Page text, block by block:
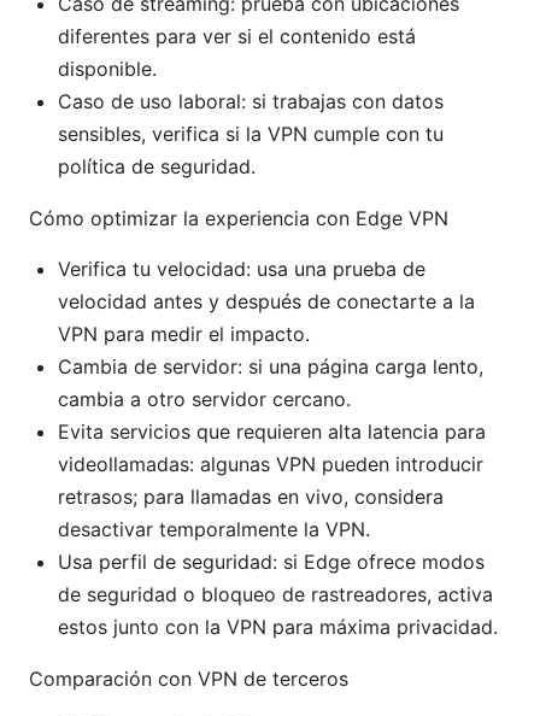
diferentes para ver si el contenido está
disponible.
Caso de uso laboral: si trabajas con datos
sensibles, verifica si la VPN cumple con tu
política de seguridad.
Cómo optimizar la experiencia con Edge VPN
Verifica tu velocidad: usa una prueba de
velocidad antes y después de conectarte a la
VPN para medir el impacto.
Cambia de servidor: si una página carga lento,
cambia a otro servidor cercano.
Evita servicios que requieren alta latencia para
videollamadas: algunas VPN pueden introducir
retrasos; para llamadas en vivo, considera
desactivar temporalmente la VPN.
Usa perfil de seguridad: si Edge ofrece modos
de seguridad o bloqueo de rastreadores, activa
estos junto con la VPN para máxima privacidad.
Comparación con VPN de terceros